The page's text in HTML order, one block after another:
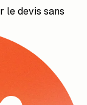
le devis sans